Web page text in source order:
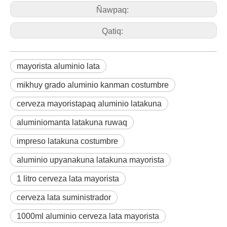
Ñawpaq:
Qatiq:
mayorista aluminio lata
mikhuy grado aluminio kanman costumbre
cerveza mayoristapaq aluminio latakuna
aluminiomanta latakuna ruwaq
impreso latakuna costumbre
aluminio upyanakuna latakuna mayorista
1 litro cerveza lata mayorista
cerveza lata suministrador
1000ml aluminio cerveza lata mayorista